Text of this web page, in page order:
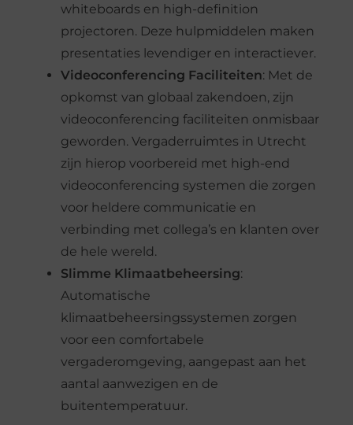
whiteboards en high-definition
projectoren. Deze hulpmiddelen maken
presentaties levendiger en interactiever.
Videoconferencing Faciliteiten: Met de
opkomst van globaal zakendoen, zijn
videoconferencing faciliteiten onmisbaar
geworden. Vergaderruimtes in Utrecht
zijn hierop voorbereid met high-end
videoconferencing systemen die zorgen
voor heldere communicatie en
verbinding met collega’s en klanten over
de hele wereld.
Slimme Klimaatbeheersing:
Automatische
klimaatbeheersingssystemen zorgen
voor een comfortabele
vergaderomgeving, aangepast aan het
aantal aanwezigen en de
buitentemperatuur.